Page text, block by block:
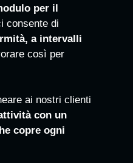
per il
consente di
a intervalli
così per
ai nostri clienti
con un
copre ogni